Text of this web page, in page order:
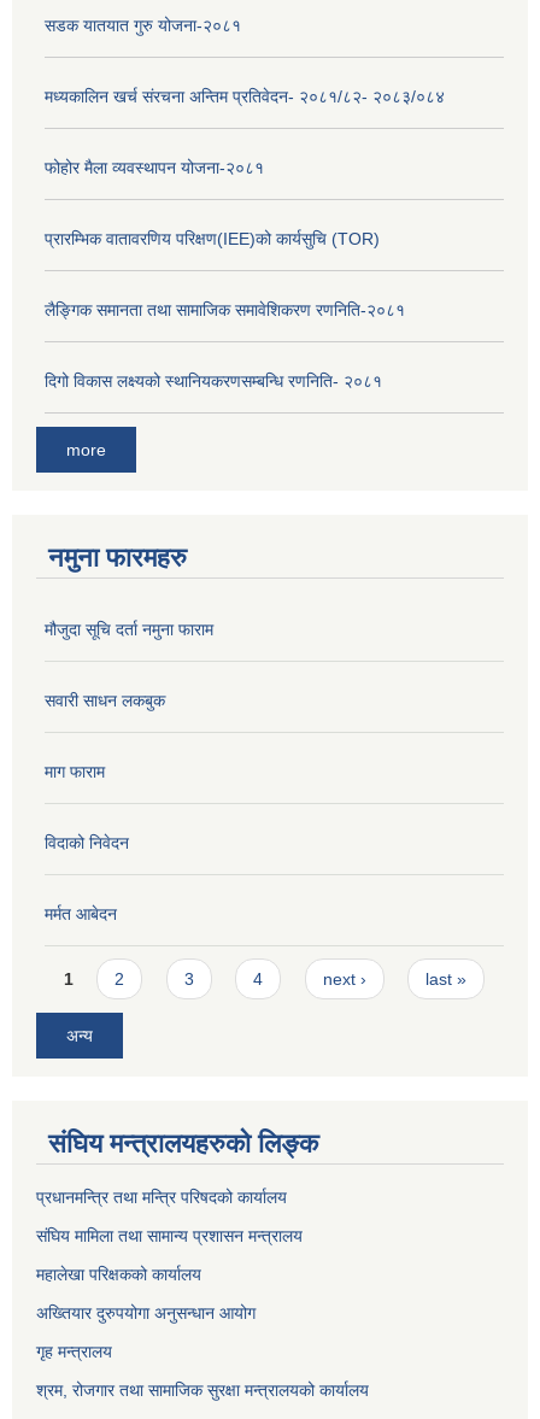
सडक यातयात गुरु योजना-२०८१
मध्यकालिन खर्च संरचना अन्तिम प्रतिवेदन- २०८१/८२- २०८३/०८४
फोहोर मैला व्यवस्थापन योजना-२०८१
प्रारम्भिक वातावरणिय परिक्षण(IEE)को कार्यसुचि (TOR)
लैङ्‍गिक समानता तथा सामाजिक समावेशिकरण रणनिति-२०८१
दिगो विकास लक्ष्यको स्थानियकरणसम्बन्धि रणनिति- २०८१
more
नमुना फारमहरु
मौजुदा सूचि दर्ता नमुना फाराम
सवारी साधन लकबुक
माग फाराम
विदाको निवेदन
मर्मत आबेदन
Pages
1 2 3 4 next › last »
अन्य
संघिय मन्त्रालयहरुको लिङ्‍क
प्रधानमन्त्रि तथा मन्त्रि परिषदको कार्यालय
संघिय मामिला तथा सामान्य प्रशासन मन्त्रालय
महालेखा परिक्षकको कार्यालय
अख्तियार दुरुपयोगा अनुसन्धान आयोग
गृह मन्त्रालय
श्रम, रोजगार तथा सामाजिक सुरक्षा मन्त्रालयको कार्यालय